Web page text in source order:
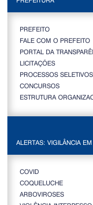
PREFEITO
FALE COM O PREFEITO
PORTAL DA
LICITAÇÕES
PROCESSOS SELETIVOS
CONCURSOS
ESTRUTURA
ALERTAS: VIGILÂNCIA
COVID
COQUELUCHE
ARBOVIROSES